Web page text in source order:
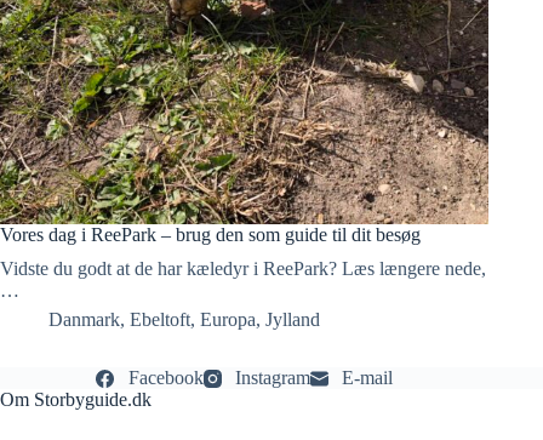
Vores dag i ReePark – brug den som guide til dit besøg
Vidste du godt at de har kæledyr i ReePark? Læs længere nede,
…
Danmark, Ebeltoft, Europa, Jylland
Facebook Instagram
E-mail
Om Storbyguide.dk